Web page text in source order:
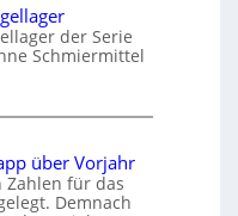
der Serie
Schmiermittel
über Vorjahr
für das
Demnach